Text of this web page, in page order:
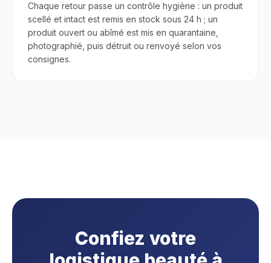
Chaque retour passe un contrôle hygiène : un produit
scellé et intact est remis en stock sous 24 h ; un
produit ouvert ou abîmé est mis en quarantaine,
photographié, puis détruit ou renvoyé selon vos
consignes.
Confiez votre